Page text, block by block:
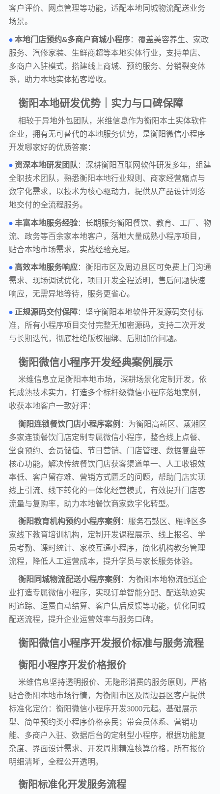
客户评价、网点管理等功能，适配本地同城物流配送业务
场景。
• 本地门店预约&多商户商城小程序：覆盖美容养生、家政
服务、汽修家装、生鲜商超等本地实体行业，支持单店、
多商户入驻模式，搭建线上商城、预约服务、分销裂变体
系，助力本地实体拓客增收。
衡阳本地研发优势｜实力与口碑保障
相较于异地外包团队，米维信息作为衡阳本土实体软件
企业，拥有无可替代的本地服务优势，是衡阳微信小程序
开发哪家好的优质答案：
• 资深本地研发团队 ：深耕衡阳互联网软件研发多年，组建
全职技术团队，熟悉衡阳本地行业规则、商家经营痛点与
数字化需求，以技术为核心驱动力，提供从产品设计到落
地交付的全流程服务。
• 丰富本地服务经验：长期服务衡阳餐饮、教育、工厂、物
流、政务等百余家本地客户，落地大量成熟小程序项目，
贴合本地市场需求，实战经验充足。
• 高效本地服务响应：衡阳市区及周边县区可免费上门沟通
需求、现场调试优化，项目开发全程透明，售后问题快速
响应，无需异地等待，服务更省心。
• 正规源码交付保障：坚守衡阳本地软件开发源码交付标
准，所有小程序项目交付完整无加密源码，支持二次开发
与长期迭代，彻底杜绝版权捆绑、后期加价问题。
衡阳微信小程序开发经典案例展示
米维信息立足衡阳本地市场，深耕场景化定制开发，依
托成熟技术实力，打造多个标杆级微信小程序落地案例，
收获本地客户一致好评：
衡阳连锁餐饮门店小程序案例 ：为衡阳高新区、蒸湘区
多家连锁餐饮门店定制专属微信小程序，整合线上点餐、
堂食预约、会员储值、节日营销、门店管理、数据复盘等
核心功能。解决传统餐饮门店获客渠道单一、人工收银效
率低、客户留存难、营销方式匮乏的问题，帮助门店实现
线上引流、线下转化的一体化经营模式，有效提升门店客
流量与复购率，助力本地餐饮商家数字化转型。
衡阳教育机构预约小程序案例 ：服务石鼓区、雁峰区多
家线下教育培训机构，定制开发课程展示、线上报名、学
员考勤、课时统计、家校互通小程序，简化机构教务管理
流程，降低人工运营成本，提升学员与家长服务体验。
衡阳同城物流配送小程序案例 ：为衡阳本地物流配送企
业打造专属微信小程序，实现订单智能分配、配送轨迹实
时追踪、运费自动结算、客户售后反馈等功能，优化同城
配送流程，提升企业运营效率与服务口碑。
衡阳微信小程序开发报价标准与服务流程
衡阳小程序开发价格报价
米维信息坚持透明报价、无隐形消费的服务原则，严格
贴合衡阳本地市场行情，为衡阳市区及周边县区客户提供
标准化定价：衡阳微信小程序开发3000元起。基础展示
型、简单预约类小程序价格亲民；带会员体系、营销功
能、多商户入驻、数据后台的定制型小程序，根据功能复
杂度、界面设计需求、开发周期精准核算价格，所有报价
明细清晰，全程公开透明。
衡阳标准化开发服务流程